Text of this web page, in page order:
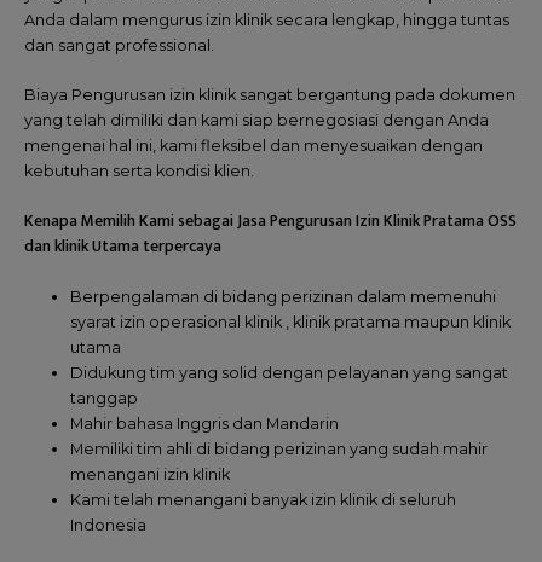
Anda dalam mengurus izin klinik secara lengkap, hingga tuntas
dan sangat professional.
Biaya Pengurusan izin klinik sangat bergantung pada dokumen
yang telah dimiliki dan kami siap bernegosiasi dengan Anda
mengenai hal ini, kami fleksibel dan menyesuaikan dengan
kebutuhan serta kondisi klien.
Kenapa Memilih Kami sebagai Jasa Pengurusan Izin Klinik Pratama OSS
dan klinik Utama terpercaya
Berpengalaman di bidang perizinan dalam memenuhi
syarat izin operasional klinik , klinik pratama maupun klinik
utama
Didukung tim yang solid dengan pelayanan yang sangat
tanggap
Mahir bahasa Inggris dan Mandarin
Memiliki tim ahli di bidang perizinan yang sudah mahir
menangani izin klinik
Kami telah menangani banyak izin klinik di seluruh
Indonesia